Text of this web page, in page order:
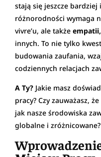
stają się jeszcze
różnorodności wymaga
vivre’u, ale także
innych. To nie tylko
budowania zaufania,
codziennych relacjach
A Ty? Jakie masz
pracy? Czy zauważasz,
jak nasze środowiska
globalne i zróżnicowane?